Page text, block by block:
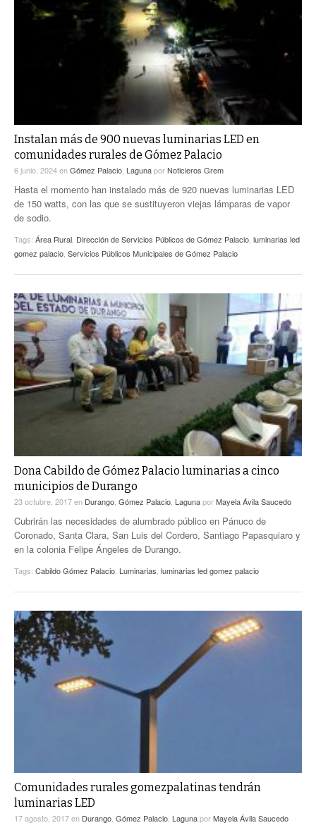
Instalan más de 900 nuevas luminarias LED en
comunidades rurales de Gómez Palacio
6 junio, 2024enGómez Palacio LagunaporNoticieros Grem
Hasta el momento han instalado más de 920 nuevas luminarias LED
de 150 watts, con las que se sustituyeron viejas lámparas de vapor
de sodio.
Tags: Área Rural Dirección de Servicios Públicos de Gómez Palacio luminarias led
gomez palacio Servicios Públicos Municipales de Gómez Palacio
Dona Cabildo de Gómez Palacio luminarias a cinco
municipios de Durango
23 octubre, 2017en Durango Gómez Palacio LagunaporMayela Ávila Saucedo
Cubrirán las necesidades de alumbrado público en Pánuco de
Coronado, Santa Clara, San Luis del Cordero, Santiago Papasquiaro y
en la colonia Felipe Ángeles de Durango.
Tags: Cabildo Gómez Palacio Luminarias luminarias led gomez palacio
Comunidades rurales gomezpalatinas tendrán
luminarias LED
17 agosto, 2017en Durango, Gómez Palacio, LagunaporMayela Ávila Saucedo